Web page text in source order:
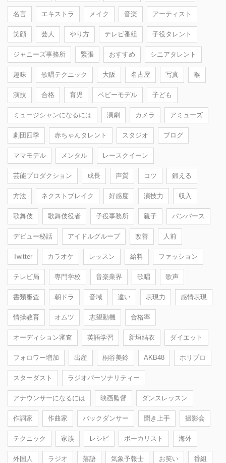
名言 エキストラ メイク 音楽 アーティスト
笑顔 芸人 やり方 テレビ番組 子役タレント
ジャニーズ事務所 緊張 おすすめ シニアタレント
趣味 歌唱テクニック 大阪 名古屋 写真 喉
演技 合格 育児 ベビーモデル 子ども
ミュージシャンになるには 演劇 カメラ アミューズ
劇団四季 赤ちゃんタレント スタジオ ブログ
ママモデル メンタル レースクイーン
芸能プロダクション 成長 声質 コツ 鍛える
方法 ネクストブレイク 好感度 演技力 収入
歌舞伎 歌舞伎役者 子役事務所 親子 パンパース
デビュー秘話 アイドルグループ 改善 人前
Twitter カラオケ レッスン 給料 ファッション
テレビ局 専門学校 音楽業界 歌唱 歌声
書類審査 朝ドラ 音域 違い 表現力 感情表現
情操教育 オムツ 志望動機 合格率
オーディション審査 英語学習 新垣結衣 ダイエット
フォロワー増加 出産 桐谷美鈴 AKB48 ホリプロ
スターダスト ラジオパーソナリティー
アナウンサーになるには 映画監督 ダンスレッスン
作詞家 作曲家 バックダンサー 聞き上手 撮影会
テクニック 家族 レシピ ボーカリスト 海外
外国人 ラジオ 落語 気象予報士 お笑い 番組